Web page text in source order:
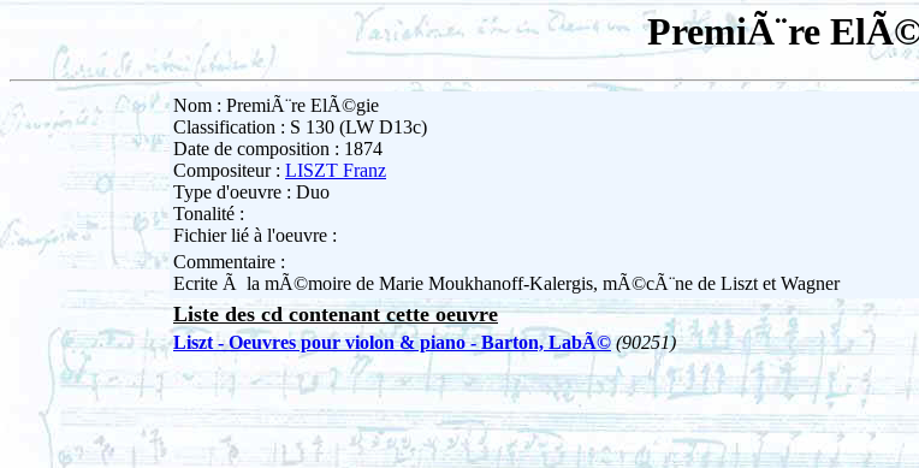
PremiÃ¨re
Nom : PremiÃ¨re ElÃ©gie
Classification : S 130 (LW D13c)
Date de composition : 1874
Compositeur : LISZT Franz
Type d'oeuvre : Duo
Tonalité :
Fichier lié à l'oeuvre :
Commentaire :
Ecrite Ã la mÃ©moire de Marie Moukhanoff-Kalergis, mÃ©cÃ¨ne de Liszt et Wagner
Liste des cd contenant cette oeuvre
Liszt - Oeuvres pour violon & piano - Barton, LabÃ© (90251)